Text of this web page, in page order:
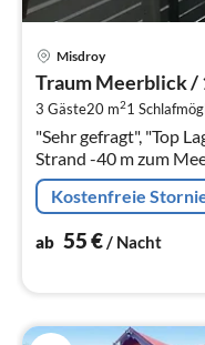
Misdroy
Traum Meerblick /
3 Gäste20 m21
"Sehr gefragt", "Top Lage",
Strand -40 m zum Meer -Wolin Park 60 m
Wandern) -10 min. zu
Kostenfreie
ab 55€/ Nacht